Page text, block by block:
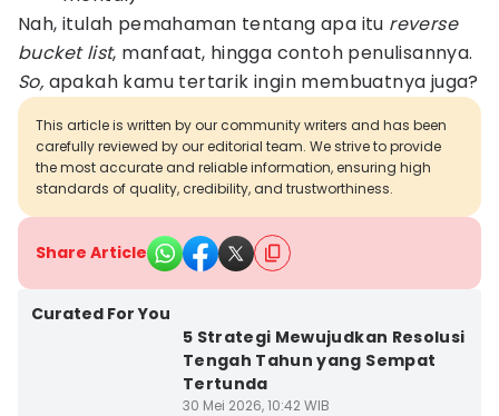
Nah, itulah pemahaman tentang apa itu reverse
bucket list, manfaat, hingga contoh penulisannya.
So, apakah kamu tertarik ingin membuatnya juga?
This article is written by our community writers and has been
carefully reviewed by our editorial team. We strive to provide
the most accurate and reliable information, ensuring high
standards of quality, credibility, and trustworthiness.
Share Article
Curated For You
5 Strategi Mewujudkan Resolusi
Tengah Tahun yang Sempat
Tertunda
30 Mei 2026, 10:42 WIB